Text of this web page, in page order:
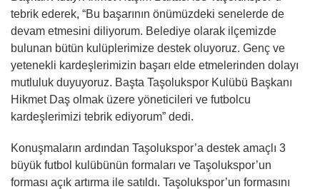
tebrik ederek, “Bu başarının önümüzdeki senelerde de
devam etmesini diliyorum. Belediye olarak ilçemizde
bulunan bütün kulüplerimize destek oluyoruz. Genç ve
yetenekli kardeşlerimizin başarı elde etmelerinden dolayı
mutluluk duyuyoruz. Başta Taşolukspor Kulübü Başkanı
Hikmet Daş olmak üzere yöneticileri ve futbolcu
kardeşlerimizi tebrik ediyorum” dedi.
Konuşmaların ardından Taşolukspor’a destek amaçlı 3
büyük futbol kulübünün formaları ve Taşolukspor’un
forması açık artırma ile satıldı. Taşolukspor’un formasını